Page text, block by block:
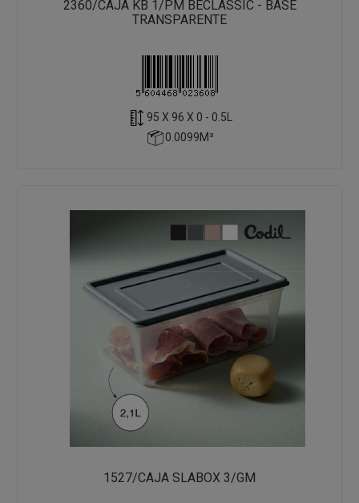
2360/CAJA KB 1/PM BECLASSIC - BASE
TRANSPARENTE
95 X 96 X 0 - 0.5L
0.0099M³
1527/CAJA SLABOX 3/GM